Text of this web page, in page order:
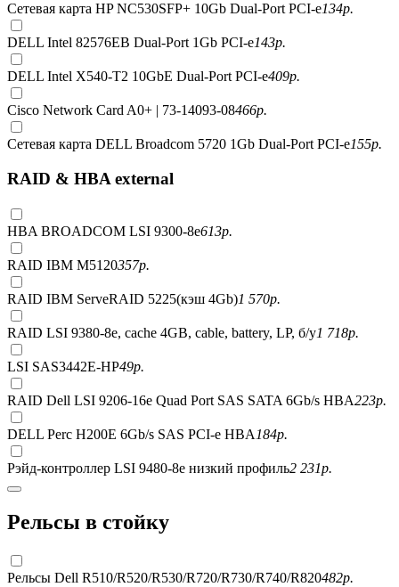
Сетевая карта HP NC530SFP+ 10Gb Dual-Port PCI-e134р.
DELL Intel 82576EB Dual-Port 1Gb PCI-e143р.
DELL Intel X540-T2 10GbE Dual-Port PCI-e409р.
Cisco Network Card A0+ | 73-14093-08466р.
Сетевая карта DELL Broadcom 5720 1Gb Dual-Port PCI-e155р.
RAID & HBA external
HBA BROADCOM LSI 9300-8e613р.
RAID IBM M5120357р.
RAID IBM ServeRAID 5225(кэш 4Gb)1 570р.
RAID LSI 9380-8e, сache 4GB, cable, battery, LP, б/у1 718р.
LSI SAS3442E-HP49р.
RAID Dell LSI 9206-16e Quad Port SAS SATA 6Gb/s HBA223р.
DELL Perc H200E 6Gb/s SAS PCI-e HBA 184р.
Рэйд-контроллер LSI 9480-8e низкий профиль2 231р.
Рельсы в стойку
Рельсы Dell R510/R520/R530/R720/R730/R740/R820482р.